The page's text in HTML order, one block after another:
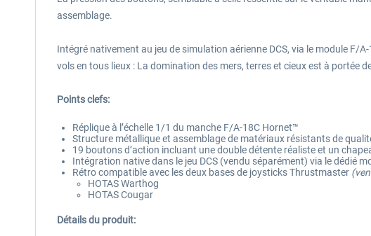
assemblage.
Intégré nativement au jeu de simulation aérienne DCS, via le module F/
vols en tous lieux : La domination des mers, terres et cieux est à portée
Points clefs:
Réplique à l’échelle 1/1 du manche F/A-18C Hornet™
Structure métallique et assemblage de matériaux résistants de
19 boutons d’action incluant une double détente réaliste et un
Intégration native dans le jeu DCS (vendu séparément) via le dédié
Rétro compatible avec les deux bases de joysticks Thrustmaster (
HOTAS Warthog
HOTAS Cougar
Détails du produit: